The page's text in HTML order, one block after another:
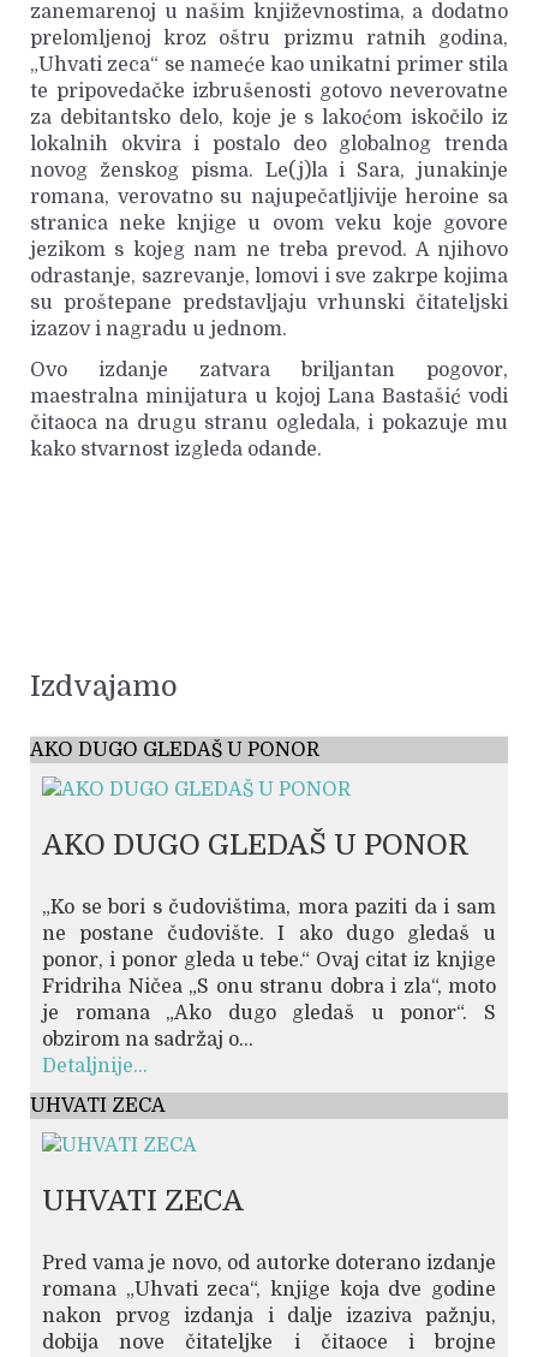
zanemarenoj u našim književnostima, a dodatno
prelomljenoj kroz oštru prizmu ratnih godina,
„Uhvati zeca“ se nameće kao unikatni primer stila
te pripovedačke izbrušenosti gotovo neverovatne
za debitantsko delo, koje je s lakoćom iskočilo iz
lokalnih okvira i postalo deo globalnog trenda
novog ženskog pisma. Le(j)la i Sara, junakinje
romana, verovatno su najupečatljivije heroine sa
stranica neke knjige u ovom veku koje govore
jezikom s kojeg nam ne treba prevod. A njihovo
odrastanje, sazrevanje, lomovi i sve zakrpe kojima
su proštepane predstavljaju vrhunski čitateljski
izazov i nagradu u jednom.
Ovo izdanje zatvara briljantan pogovor,
maestralna minijatura u kojoj Lana Bastašić vodi
čitaoca na drugu stranu ogledala, i pokazuje mu
kako stvarnost izgleda odande.
Izdvajamo
AKO DUGO GLEDAŠ U PONOR
AKO DUGO GLEDAŠ U PONOR
„Ko se bori s čudovištima, mora paziti da i sam
ne postane čudovište. I ako dugo gledaš u
ponor, i ponor gleda u tebe.“ Ovaj citat iz knjige
Fridriha Ničea „S onu stranu dobra i zla“, moto
je romana „Ako dugo gledaš u ponor“. S
obzirom na sadržaj o...
Detaljnije...
UHVATI ZECA
UHVATI ZECA
Pred vama je novo, od autorke doterano izdanje
romana „Uhvati zeca“, knjige koja dve godine
nakon prvog izdanja i dalje izaziva pažnju,
dobija nove čitateljke i čitaoce i brojne